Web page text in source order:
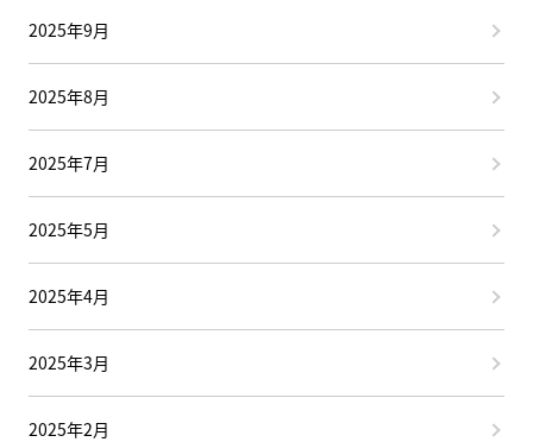
2025年9月
2025年8月
2025年7月
2025年5月
2025年4月
2025年3月
2025年2月